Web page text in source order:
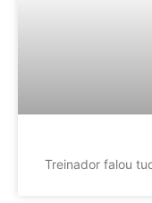
Treinador falou